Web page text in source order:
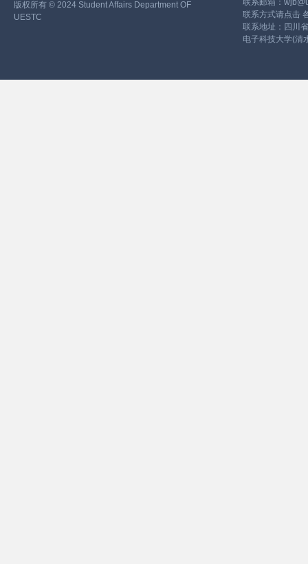
版权所有 © 2024 Student Affairs Department OF
UESTC
联系邮箱：
联系方式请点击
联系地址：四川
电子科技大学(清